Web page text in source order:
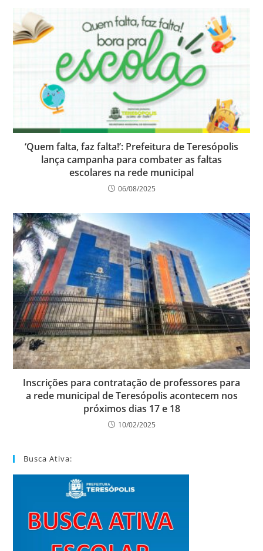
‘Quem falta, faz falta!’: Prefeitura de Teresópolis
lança campanha para combater as faltas
escolares na rede municipal
06/08/2025
Inscrições para contratação de professores para
a rede municipal de Teresópolis acontecem nos
próximos dias 17 e 18
10/02/2025
Busca Ativa: